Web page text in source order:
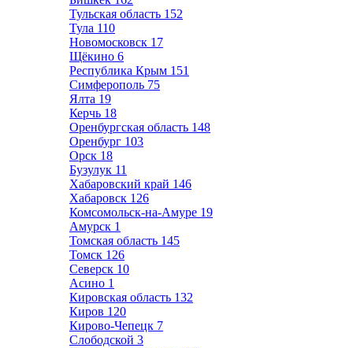
Тульская область 152
Тула 110
Новомосковск 17
Щёкино 6
Республика Крым 151
Симферополь 75
Ялта 19
Керчь 18
Оренбургская область 148
Оренбург 103
Орск 18
Бузулук 11
Хабаровский край 146
Хабаровск 126
Комсомольск-на-Амуре 19
Амурск 1
Томская область 145
Томск 126
Северск 10
Асино 1
Кировская область 132
Киров 120
Кирово-Чепецк 7
Слободской 3